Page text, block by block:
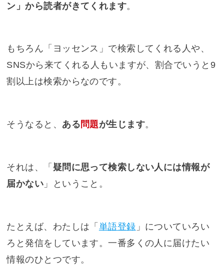
ン」から読者がきてくれます。
もちろん「ヨッセンス」で検索してくれる人や、
SNSから来てくれる人もいますが、割合でいうと9
割以上は検索からなのです。
そうなると、 ある 問題が生じます。
それは、「 疑問に思って検索しない人には情報が
届かない 」ということ。
たとえば、わたしは「 単語登録 」についていろい
ろと発信をしています。一番多くの人に届けたい
情報のひとつです。